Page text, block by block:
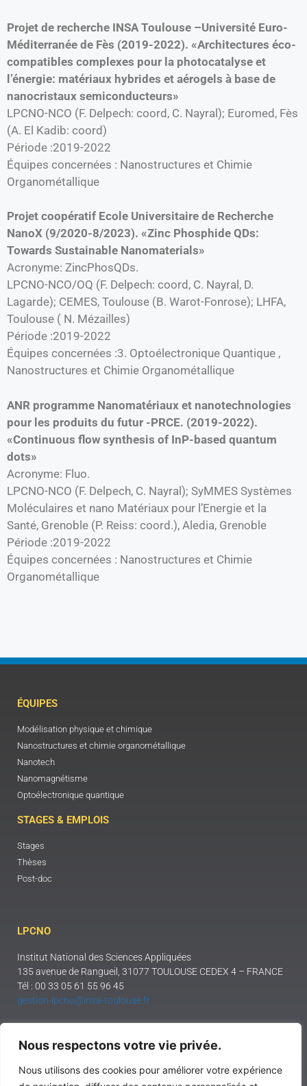
Nous respectons votre vie privée.
Nous utilisons des cookies pour améliorer votre expérience
Projet de recherche INSA Toulouse –Université Euro-
Méditerranée de Fès (2019-2022). «Architectures éco-
compatibles complexes pour la photocatalyse et
l’énergie: matériaux hybrides et aérogels à base de
nanocristaux semiconducteurs»
LPCNO-NCO (F. Delpech: coord, C. Nayral); Euromed, Fès
(A. El Kadib: coord)
Période :2019-2022
Équipes concernées : Nanostructures et Chimie
Organométallique
Projet coopératif Ecole Universitaire de Recherche
NanoX (9/2020-8/2023). «Zinc Phosphide QDs:
Towards Sustainable Nanomaterials»
Acronyme: ZincPhosQDs.
LPCNO-NCO/OQ (F. Delpech: coord, C. Nayral, D.
Lagarde); CEMES, Toulouse (B. Warot-Fonrose); LHFA,
Toulouse ( N. Mézailles)
Période :2019-2022
Équipes concernées :3. Optoélectronique Quantique ,
Nanostructures et Chimie Organométallique
ANR programme Nanomatériaux et nanotechnologies
pour les produits du futur -PRCE. (2019-2022).
«Continuous flow synthesis of InP-based quantum
dots»
Acronyme: Fluo.
LPCNO-NCO (F. Delpech, C. Nayral); SyMMES Systèmes
Moléculaires et nano Matériaux pour l’Energie et la
Santé, Grenoble (P. Reiss: coord.), Aledia, Grenoble
Période :2019-2022
Équipes concernées : Nanostructures et Chimie
Organométallique
ÉQUIPES
Modélisation physique et chimique
Nanostructures et chimie organométallique
Nanotech
Nanomagnétisme
Optoélectronique quantique
STAGES & EMPLOIS
Stages
Thèses
Post-doc
LPCNO
Institut National des Sciences Appliquées
135 avenue de Rangueil, 31077 TOULOUSE CEDEX 4 – FRANCE
Tél : 00 33 05 61 55 96 45
gestion-lpcno@insa-toulouse.fr